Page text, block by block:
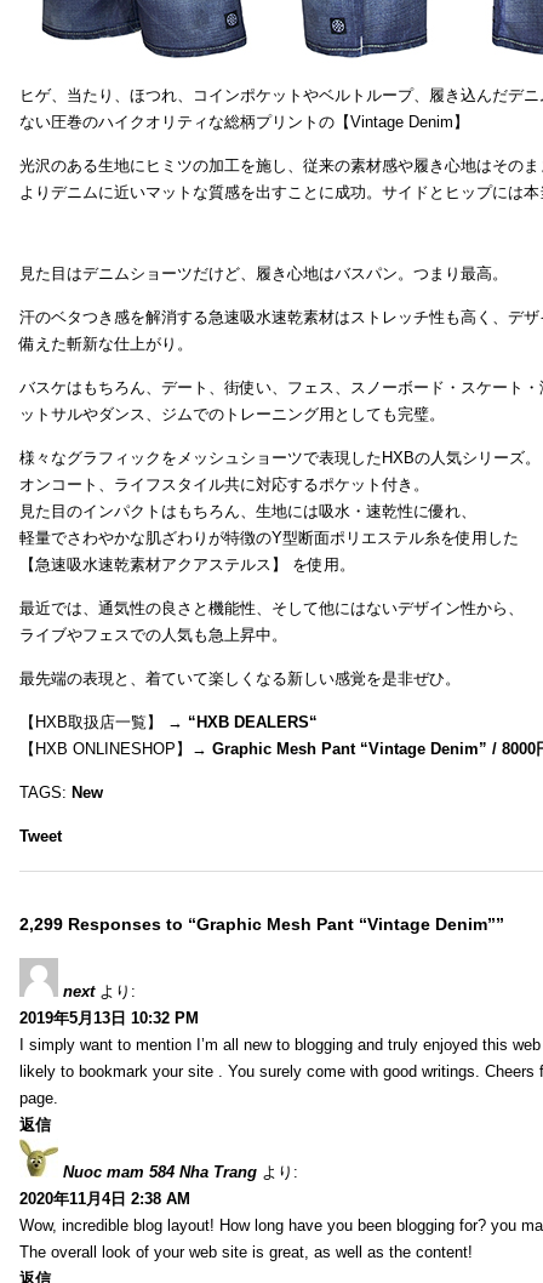
ヒゲ、当たり、ほつれ、コインポケットやベルトループ、履き込んだデ
ない圧巻のハイクオリティな総柄プリントの【Vintage Denim】
光沢のある生地にヒミツの加工を施し、従来の素材感や履き心地はそのま
よりデニムに近いマットな質感を出すことに成功。サイドとヒップには
見た目はデニムショーツだけど、履き心地はバスパン。つまり最高。
汗のベタつき感を解消する急速吸水速乾素材はストレッチ性も高く、デ
備えた斬新な仕上がり。
バスケはもちろん、デート、街使い、フェス、スノーボード・スケート
ットサルやダンス、ジムでのトレーニング用としても完璧。
様々なグラフィックをメッシュショーツで表現したHXBの人気シリーズ。
オンコート、ライフスタイル共に対応するポケット付き。
見た目のインパクトはもちろん、生地には吸水・速乾性に優れ、
軽量でさわやかな肌ざわりが特徴のY型断面ポリエステル糸を使用した
【急速吸水速乾素材アクアステルス】 を使用。
最近では、通気性の良さと機能性、そして他にはないデザイン性から、
ライブやフェスでの人気も急上昇中。
最先端の表現と、着ていて楽しくなる新しい感覚を是非ぜひ。
【HXB取扱店一覧】 → “HXB DEALERS“
【HXB ONLINESHOP】→ Graphic Mesh Pant “Vintage Denim” / 8000
TAGS: New
Tweet
2,299 Responses to “Graphic Mesh Pant “Vintage Denim””
next より:
2019年5月13日 10:32 PM
I simply want to mention I’m all new to blogging and truly enjoyed this
likely to bookmark your site . You surely come with good writings. Cheers
page.
返信
Nuoc mam 584 Nha Trang より:
2020年11月4日 2:38 AM
Wow, incredible blog layout! How long have you been blogging for? you
The overall look of your web site is great, as well as the content!
返信